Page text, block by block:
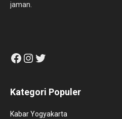
jaman.
Facebook
Instagram
Twitter
Kategori Populer
Kabar Yogyakarta